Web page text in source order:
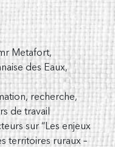
Metafort,
des Eaux,
recherche,
de travail
sur “Les enjeux
territoires ruraux –